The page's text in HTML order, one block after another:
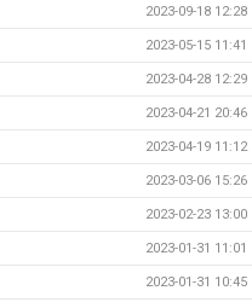
2023-09-18 12:28
2023-05-15 11:41
2023-04-28 12:29
2023-04-21 20:46
2023-04-19 11:12
2023-03-06 15:26
2023-02-23 13:00
2023-01-31 11:01
2023-01-31 10:45